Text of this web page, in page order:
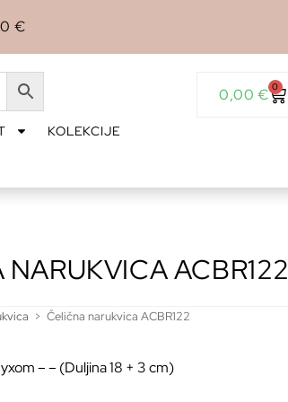
€
KOLEKCIJE
0,00 € 0
ACBR122
> Čelična narukvica ACBR122
– – (Duljina 18 + 3 cm)